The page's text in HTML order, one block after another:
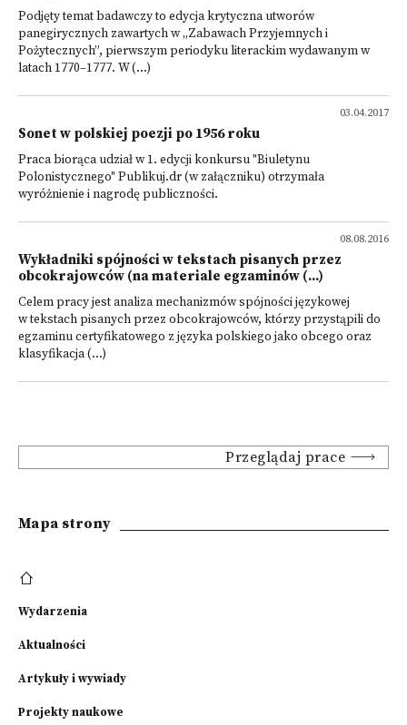
Podjęty temat badawczy to edycja krytyczna utworów
panegirycznych zawartych w „Zabawach Przyjemnych i
Pożytecznych”, pierwszym periodyku literackim wydawanym w
latach 1770–1777. W (...)
03.04.2017
Sonet w polskiej poezji po 1956 roku
Praca biorąca udział w 1. edycji konkursu "Biuletynu
Polonistycznego" Publikuj.dr (w załączniku) otrzymała
wyróżnienie i nagrodę publiczności.
08.08.2016
Wykładniki spójności w tekstach pisanych przez
obcokrajowców (na materiale egzaminów (...)
Celem pracy jest analiza mechanizmów spójności językowej
w tekstach pisanych przez obcokrajowców, którzy przystąpili do
egzaminu certyfikatowego z języka polskiego jako obcego oraz
klasyfikacja (...)
Przeglądaj prace
Mapa strony
Wydarzenia
Aktualności
Artykuły i wywiady
Projekty naukowe